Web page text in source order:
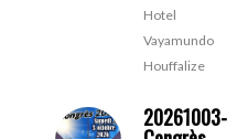
Hotel
Vayamundo
Houffalize
20261003-